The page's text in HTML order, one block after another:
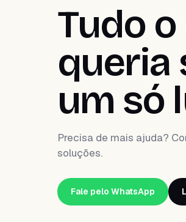
Tudo
queria
um só
Precisa de mais ajuda?
soluções.
Fale pelo WhatsApp